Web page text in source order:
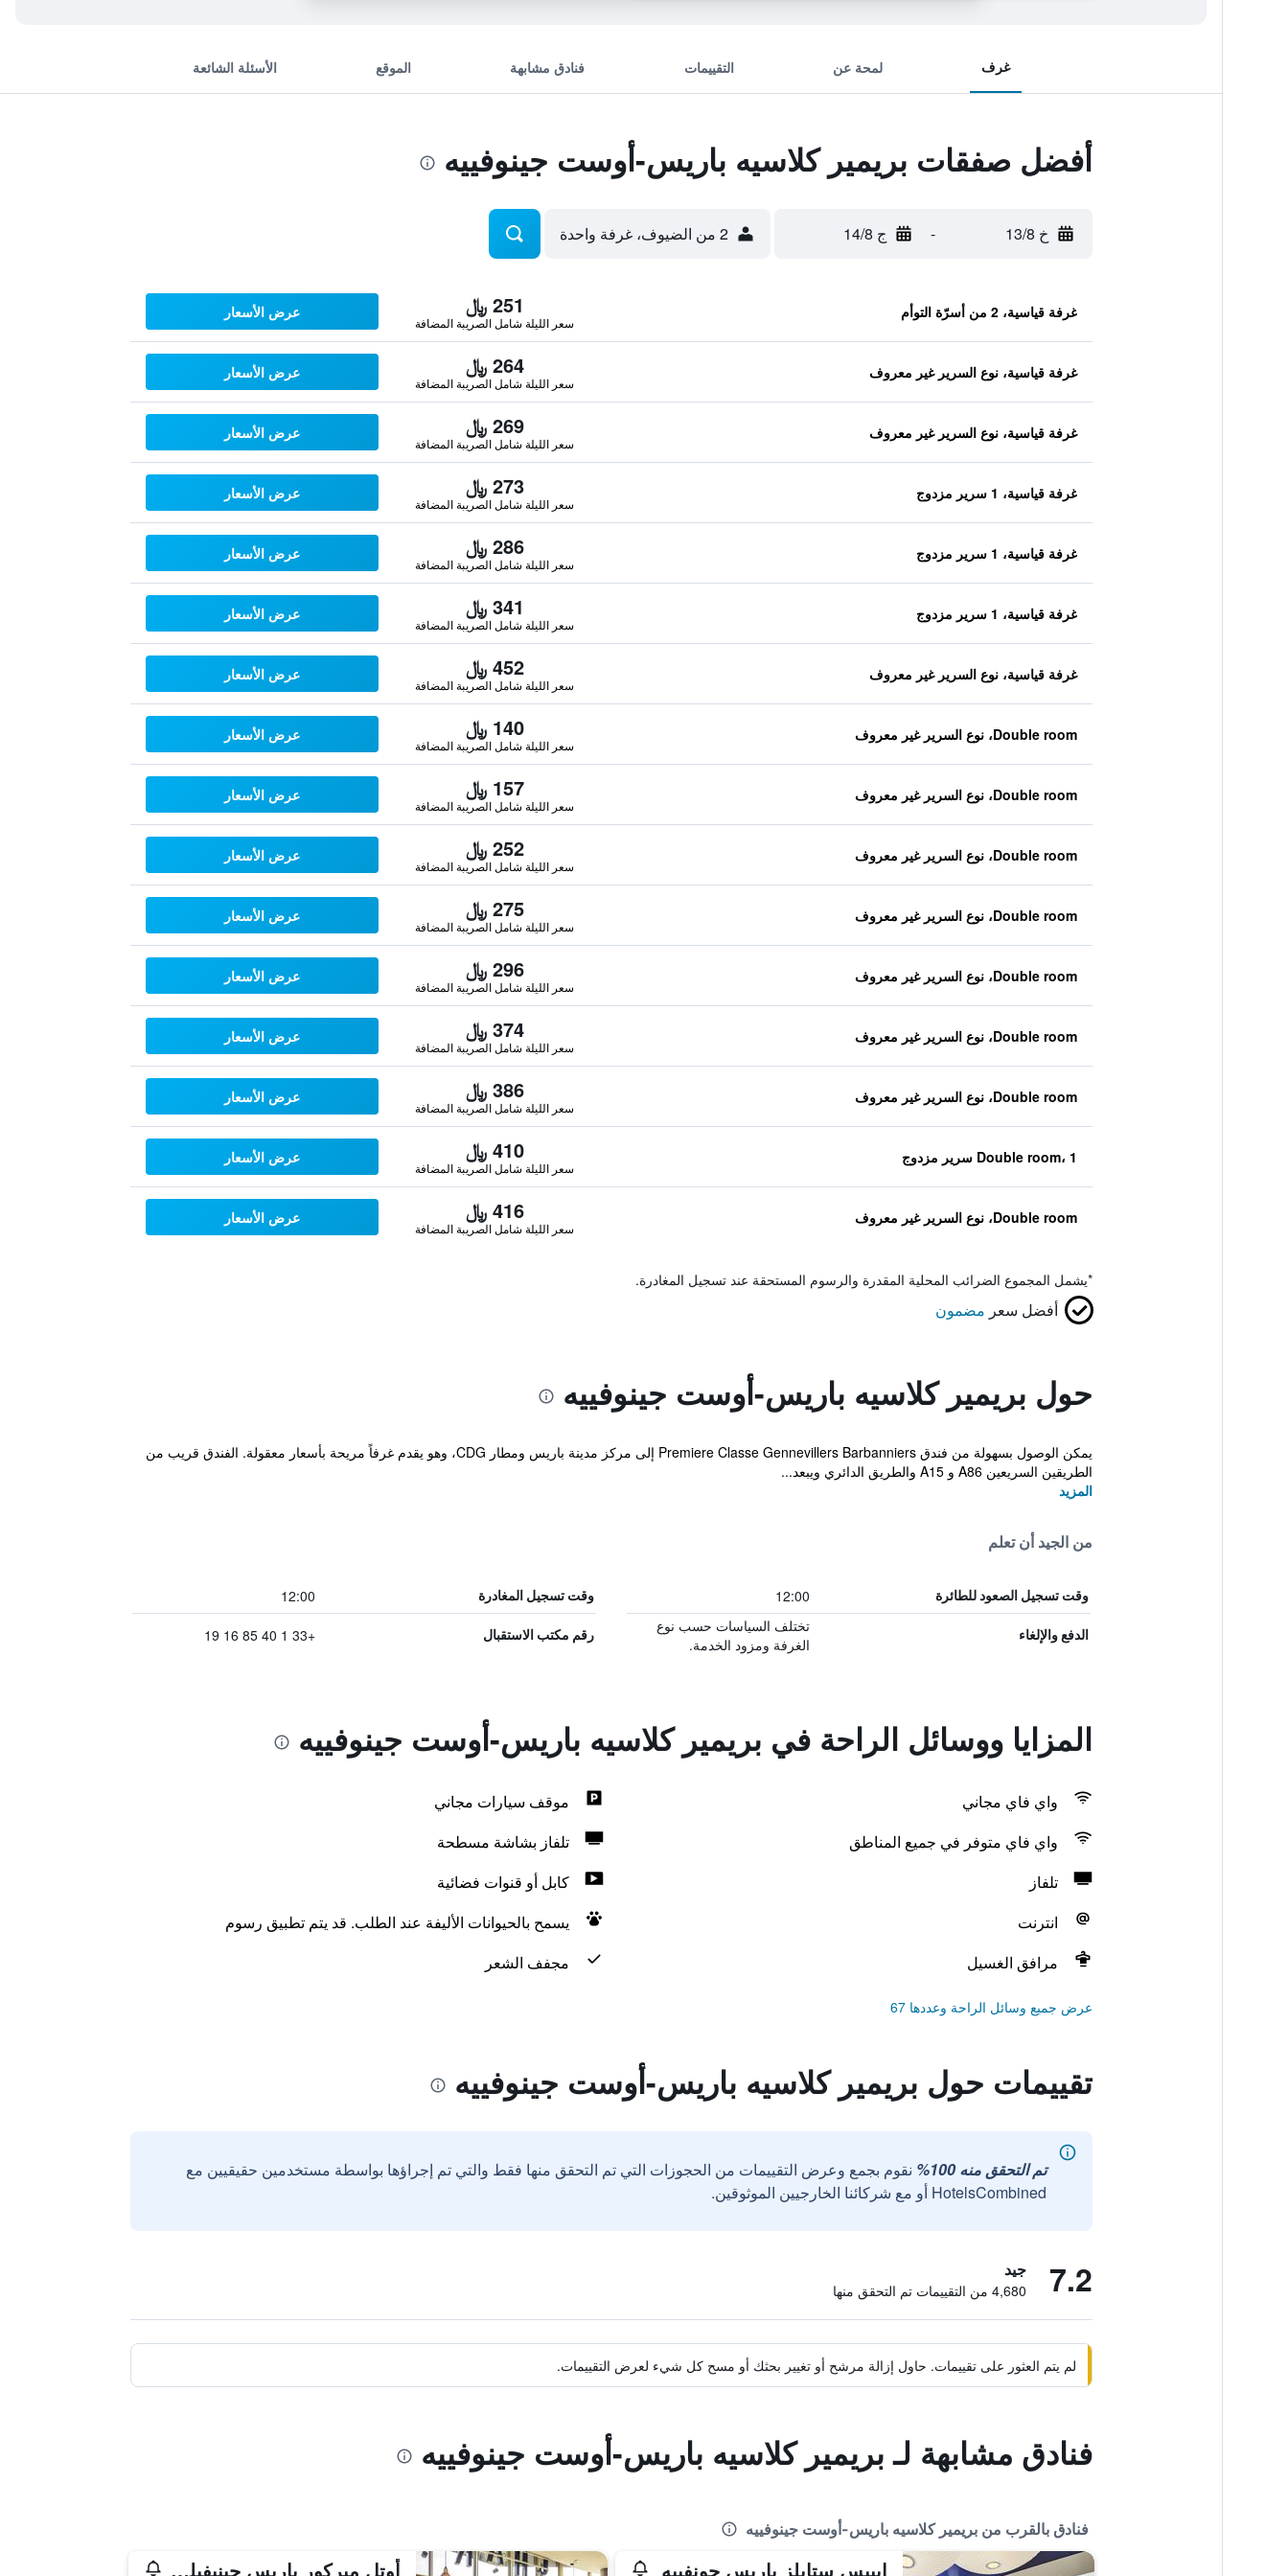
غرف لمحة عن التقييمات فنادق مشابهة الموقع الأسئلة الشائعة
أفضل صفقات بريمير كلاسيه باريس-أوست جينوفييه
خ 13/8 - ج 14/8 2 من الضيوف، غرفة واحدة
غرفة قياسية، 2 من أسرّة التوأم 251 ﷼
سعر الليلة شامل الصريبة المضافة
عرض الأسعار
غرفة قياسية، نوع السرير غير معروف 264 ﷼
سعر الليلة شامل الصريبة المضافة
عرض الأسعار
غرفة قياسية، نوع السرير غير معروف 269 ﷼
سعر الليلة شامل الصريبة المضافة
عرض الأسعار
غرفة قياسية، 1 سرير مزدوج 273 ﷼
سعر الليلة شامل الصريبة المضافة
عرض الأسعار
غرفة قياسية، 1 سرير مزدوج 286 ﷼
سعر الليلة شامل الصريبة المضافة
عرض الأسعار
غرفة قياسية، 1 سرير مزدوج 341 ﷼
سعر الليلة شامل الصريبة المضافة
عرض الأسعار
غرفة قياسية، نوع السرير غير معروف 452 ﷼
سعر الليلة شامل الصريبة المضافة
عرض الأسعار
Double room، نوع السرير غير معروف 140 ﷼
سعر الليلة شامل الصريبة المضافة
عرض الأسعار
Double room، نوع السرير غير معروف 157 ﷼
سعر الليلة شامل الصريبة المضافة
عرض الأسعار
Double room، نوع السرير غير معروف 252 ﷼
سعر الليلة شامل الصريبة المضافة
عرض الأسعار
Double room، نوع السرير غير معروف 275 ﷼
سعر الليلة شامل الصريبة المضافة
عرض الأسعار
Double room، نوع السرير غير معروف 296 ﷼
سعر الليلة شامل الصريبة المضافة
عرض الأسعار
Double room، نوع السرير غير معروف 374 ﷼
سعر الليلة شامل الصريبة المضافة
عرض الأسعار
Double room، نوع السرير غير معروف 386 ﷼
سعر الليلة شامل الصريبة المضافة
عرض الأسعار
Double room، 1 سرير مزدوج 410 ﷼
سعر الليلة شامل الصريبة المضافة
عرض الأسعار
Double room، نوع السرير غير معروف 416 ﷼
سعر الليلة شامل الصريبة المضافة
عرض الأسعار
*يشمل المجموع الضرائب المحلية المقدرة والرسوم المستحقة عند تسجيل المغادرة.
أفضل سعر مضمون
حول بريمير كلاسيه باريس-أوست جينوفييه
يمكن الوصول بسهولة من فندق Premiere Classe Gennevillers Barbanniers إلى مركز مدينة باريس ومطار CDG، وهو يقدم غرفاً مريحة بأسعار معقولة. الفندق قريب من
الطريقين السريعين A86 و A15 والطريق الدائري ويبعد...
المزيد
من الجيد أن تعلم
وقت تسجيل الصعود للطائرة 12:00 وقت تسجيل المغادرة 12:00
الدفع والإلغاء
تختلف السياسات حسب نوع
الغرفة ومزود الخدمة.
رقم مكتب الاستقبال +33 1 40 85 16 19
المزايا ووسائل الراحة في بريمير كلاسيه باريس-أوست جينوفييه
واي فاي مجاني
موقف سيارات مجاني
واي فاي متوفر في جميع المناطق
تلفاز بشاشة مسطحة
تلفاز
كابل أو قنوات فضائية
انترنت
يسمح بالحيوانات الأليفة عند الطلب. قد يتم تطبيق رسوم
مرافق الغسيل
مجفف الشعر
عرض جميع وسائل الراحة وعددها 67
تقييمات حول بريمير كلاسيه باريس-أوست جينوفييه
تم التحقق منه 100%
نقوم بجمع وعرض التقييمات من الحجوزات التي تم التحقق منها فقط والتي تم إجراؤها بواسطة مستخدمين حقيقيين مع
HotelsCombined أو مع شركائنا الخارجيين الموثوقين.
7.2 جيد
4,680 من التقييمات تم التحقق منها
لم يتم العثور على تقييمات. حاول إزالة مرشح أو تغيير بحثك أو مسح كل شيء لعرض التقييمات.
فنادق مشابهة لـ بريمير كلاسيه باريس-أوست جينوفييه
فنادق بالقرب من بريمير كلاسيه باريس-أوست جينوفييه
إيبيس ستايلز باريس جونفييه أوتل ميركور باريس جينيفيليير